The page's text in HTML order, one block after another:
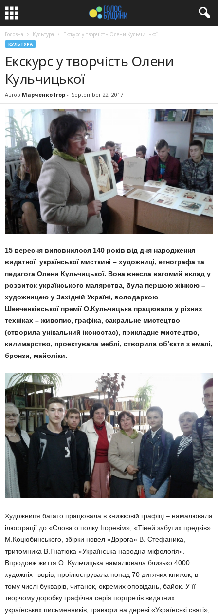
Головна Культура Екскурс у творчість Олени Кульчицької
КУЛЬТУРА
Екскурс у творчість Олени
Кульчицької
Автор Марченко Ігор - September 22, 2017
15 вересня виповнилося 140 років від дня народження
видатної української мисткині – художниці, етнографа та
педагога Олени Кульчицької. Вона внесла вагомий вклад у
розвиток українського малярства, була першою жінкою –
художницею у Західній Україні, володаркою
Шевченківської премії О.Кульчицька працювала у різних
техніках – живопис, графіка, сакральне мистецтво
(створила унікальний іконостас), прикладне мистецтво,
килимарство, проектувала меблі, створила об’єкти з емалі,
бронзи, майоліки.
Художниця багато працювала в книжковій графіці – намалювала
ілюстрації до «Слова о полку Ігоревім», «Тіней забутих предків»
М.Коцюбинського, збірки новел «Дорога» В. Стефаника,
тритомника В.Гнатюка «Українська народна міфологія».
Впродовж життя О. Кульчицька намалювала близько 4000
художніх творів, проілюструвала понад 70 дитячих книжок, в
тому числі букварів, читанок, окремих оповідань, байок. У її
творчому доробку графічна серія портретів видатних
українських письменників, гравюри на дереві «Українські святі»,